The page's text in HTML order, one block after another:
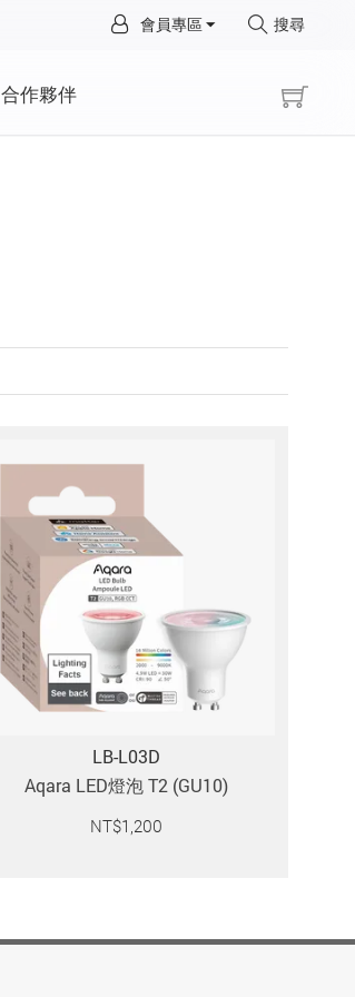
會員專區 搜尋
合作夥伴
LB-L03D
Aqara LED燈泡 T2 (GU10)
NT$1,200
×